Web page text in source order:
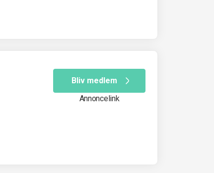
Bliv medlem
Annoncelink